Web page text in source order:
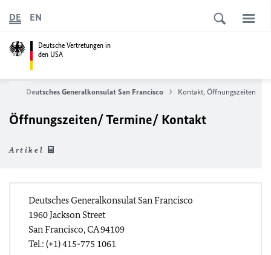
Deutsche Vertretungen in
den USA
DE EN
Deutsches Generalkonsulat San Francisco Kontakt, Öffnungszeiten
Öffnungszeiten/ Termine/ Kontakt
Artikel
Deutsches Generalkonsulat San Francisco
1960 Jackson Street
San Francisco, CA 94109
Tel.: (+1) 415-775 1061